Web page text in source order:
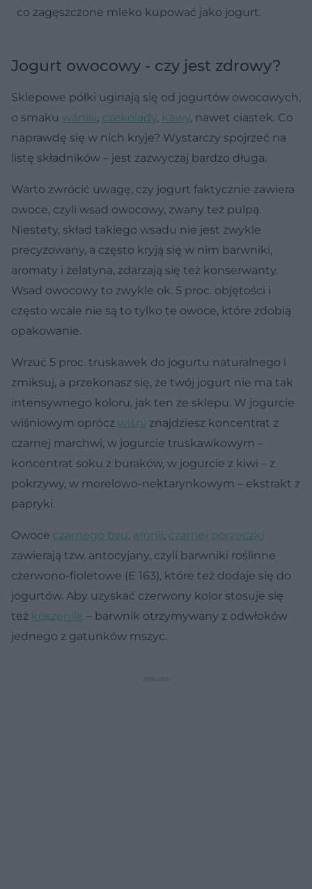
co zagęszczone mleko kupować jako jogurt.
Jogurt owocowy - czy jest zdrowy?
Sklepowe półki uginają się od jogurtów owocowych,
o smaku wanilii, czekolady, kawy, nawet ciastek. Co
naprawdę się w nich kryje? Wystarczy spojrzeć na
listę składników – jest zazwyczaj bardzo długa.
Warto zwrócić uwagę, czy jogurt faktycznie zawiera
owoce, czyli wsad owocowy, zwany też pulpą.
Niestety, skład takiego wsadu nie jest zwykle
precyzowany, a często kryją się w nim barwniki,
aromaty i żelatyna, zdarzają się też konserwanty.
Wsad owocowy to zwykle ok. 5 proc. objętości i
często wcale nie są to tylko te owoce, które zdobią
opakowanie.
Wrzuć 5 proc. truskawek do jogurtu naturalnego i
zmiksuj, a przekonasz się, że twój jogurt nie ma tak
intensywnego koloru, jak ten ze sklepu. W jogurcie
wiśniowym oprócz wiśni znajdziesz koncentrat z
czarnej marchwi, w jogurcie truskawkowym –
koncentrat soku z buraków, w jogurcie z kiwi – z
pokrzywy, w morelowo-nektarynkowym – ekstrakt z
papryki.
Owoce czarnego bzu, aronii, czarnej porzeczki
zawierają tzw. antocyjany, czyli barwniki roślinne
czerwono-fioletowe (E 163), które też dodaje się do
jogurtów. Aby uzyskać czerwony kolor stosuje się
też koszenilę – barwnik otrzymywany z odwłoków
jednego z gatunków mszyc.